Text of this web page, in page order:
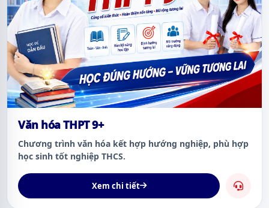
Văn hóa THPT 9+
Chương trình văn hóa kết hợp hướng nghiệp, phù hợp
học sinh tốt nghiệp THCS.
Xem chi tiết